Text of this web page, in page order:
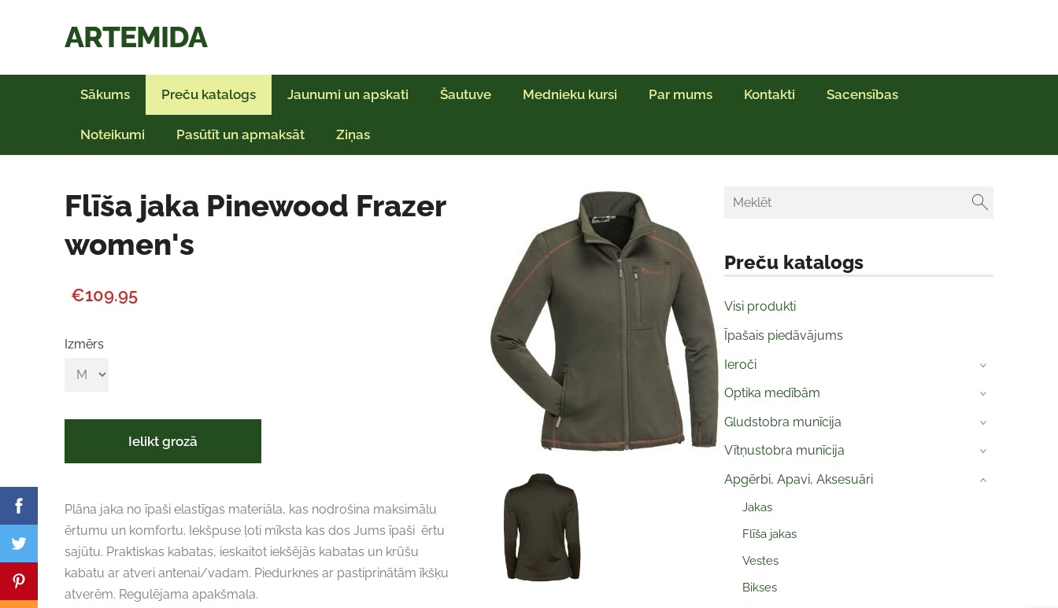
ARTEMIDA
Sākums Preču katalogs Jaunumi un apskati Šautuve Mednieku kursi Par mums Kontakti Sacensības
Noteikumi Pasūtīt un apmaksāt Ziņas
Preču katalogs
Visi produkti
Īpašais piedāvājums
Ieroči
›
Optika medībām ›
Gludstobra munīcija ›
Vītņustobra munīcija ›
Apgērbi, Apavi, Aksesuāri
Jakas
Flīša jakas
Vestes
Bikses
›
Flīša jaka Pinewood Frazer
women's
€109.95
Izmērs
Ielikt grozā
Plāna jaka no īpaši elastīgas materiāla, kas nodrošina maksimālu
ērtumu un komfortu. Iekšpuse ļoti mīksta kas dos Jums īpaši ērtu
sajūtu. Praktiskas kabatas, ieskaitot iekšējās kabatas un krūšu
kabatu ar atveri antenai/vadam. Piedurknes ar pastiprinātām īkšķu
atverēm. Regulējama apakšmala.